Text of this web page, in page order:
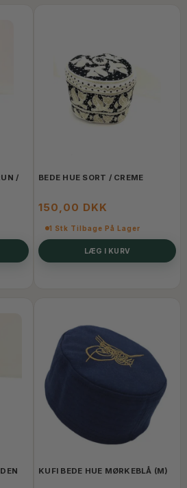
/
BEDE HUE SORT / CREME
150,00 DKK
1 Stk Tilbage På Lager
LÆG I KURV
KUFI BEDE HUE MØRKEBLÅ (M)